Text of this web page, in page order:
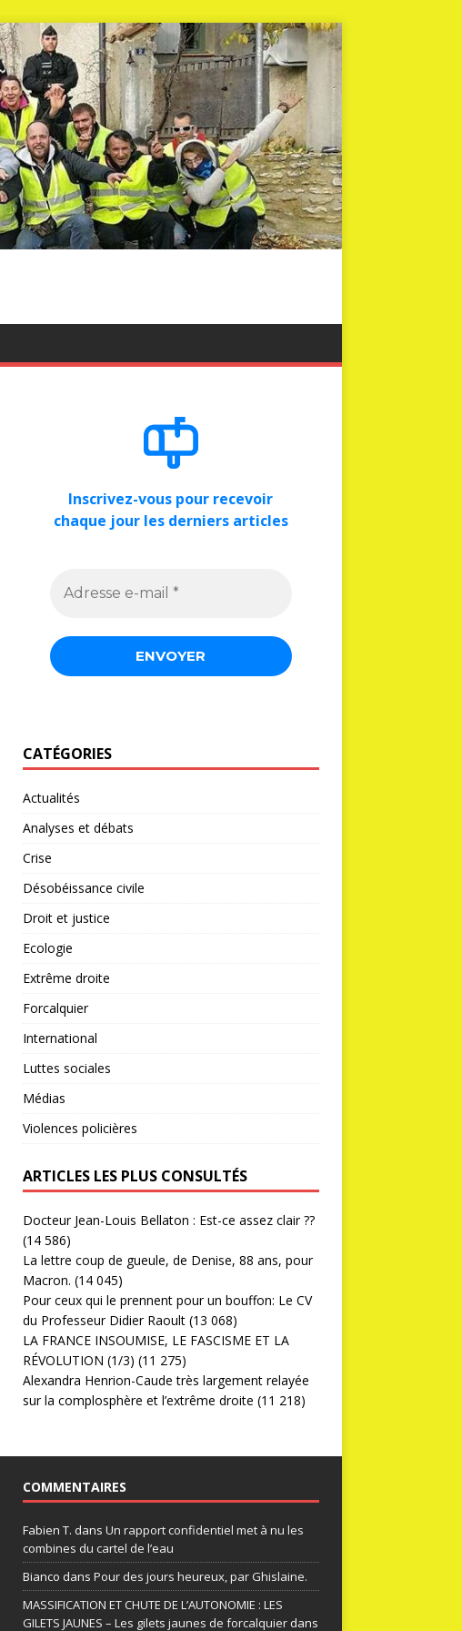
Inscrivez-vous pour recevoir
chaque jour les derniers articles
CATÉGORIES
Actualités
Analyses et débats
Crise
Désobéissance civile
Droit et justice
Ecologie
Extrême droite
Forcalquier
International
Luttes sociales
Médias
Violences policières
ARTICLES LES PLUS CONSULTÉS
Docteur Jean-Louis Bellaton : Est-ce assez clair ??
(14 586)
La lettre coup de gueule, de Denise, 88 ans, pour
Macron. (14 045)
Pour ceux qui le prennent pour un bouffon: Le CV
du Professeur Didier Raoult (13 068)
LA FRANCE INSOUMISE, LE FASCISME ET LA
RÉVOLUTION (1/3) (11 275)
Alexandra Henrion-Caude très largement relayée
sur la complosphère et l’extrême droite (11 218)
COMMENTAIRES
Fabien T. dans Un rapport confidentiel met à nu les
combines du cartel de l’eau
Bianco dans Pour des jours heureux, par Ghislaine.
MASSIFICATION ET CHUTE DE L’AUTONOMIE : LES
GILETS JAUNES – Les gilets jaunes de forcalquierdans